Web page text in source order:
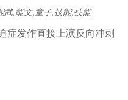
武,能文,童子,技能,技能